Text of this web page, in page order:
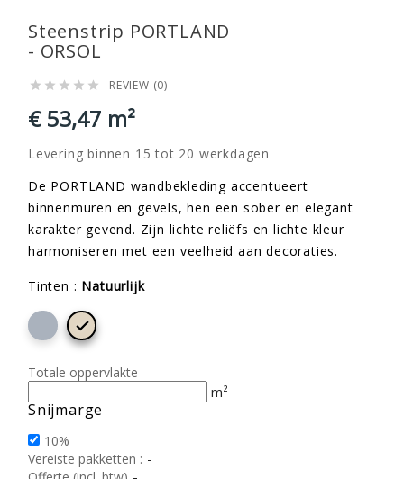
Steenstrip PORTLAND
- ORSOL
     REVIEW (0)
€ 53,47 m²
Levering binnen 15 tot 20 werkdagen
De PORTLAND wandbekleding accentueert
binnenmuren en gevels, hen een sober en elegant
karakter gevend. Zijn lichte reliëfs en lichte kleur
harmoniseren met een veelheid aan decoraties.
Tinten : Natuurlijk

Totale oppervlakte
m²
Snijmarge
10%
Vereiste pakketten : -